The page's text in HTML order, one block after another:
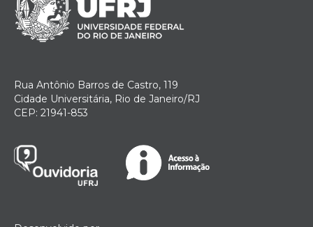
Rua Antônio Barros de Castro, 119
Cidade Universitária, Rio de Janeiro/RJ
CEP: 21941-853